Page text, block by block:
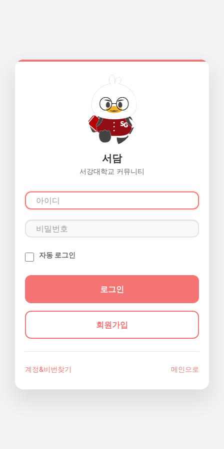
서담
서강대학교 커뮤니티
자동 로그인
회원가입
계정&비번찾기 메인으로